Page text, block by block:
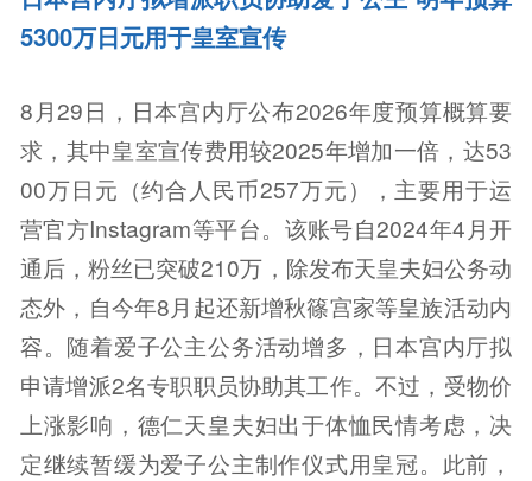
5300万日元用于皇室宣传
8月29日，日本宫内厅公布2026年度预算概算要
求，其中皇室宣传费用较2025年增加一倍，达53
00万日元（约合人民币257万元），主要用于运
营官方Instagram等平台。该账号自2024年4月开
通后，粉丝已突破210万，除发布天皇夫妇公务动
态外，自今年8月起还新增秋篠宫家等皇族活动内
容。随着爱子公主公务活动增多，日本宫内厅拟
申请增派2名专职职员协助其工作。不过，受物价
上涨影响，德仁天皇夫妇出于体恤民情考虑，决
定继续暂缓为爱子公主制作仪式用皇冠。此前，